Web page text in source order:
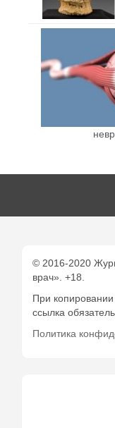
© 2016-2020
врач». +18.
При
ссылка
Политика